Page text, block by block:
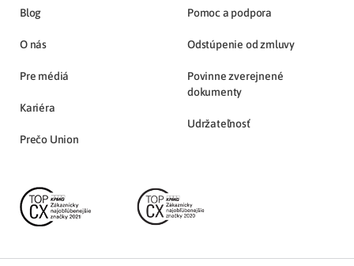
Blog
O nás
Pre médiá
Kariéra
Prečo Union
Pomoc a podpora
Odstúpenie od zmluvy
Povinne zverejnené
dokumenty
Udržateľnosť